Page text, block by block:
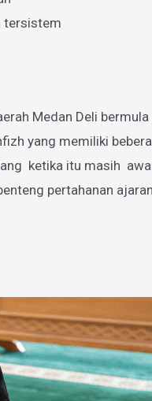
tersistem
Medan Deli
yang memiliki
ketika itu masih
pertahanan